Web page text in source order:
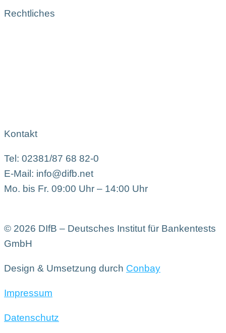
Rechtliches
Kontakt
Tel: 02381/87 68 82-0
E-Mail: info@difb.net
Mo. bis Fr. 09:00 Uhr – 14:00 Uhr
© 2026 DIfB – Deutsches Institut für Bankentests
GmbH
Design & Umsetzung durch Conbay
Impressum
Datenschutz